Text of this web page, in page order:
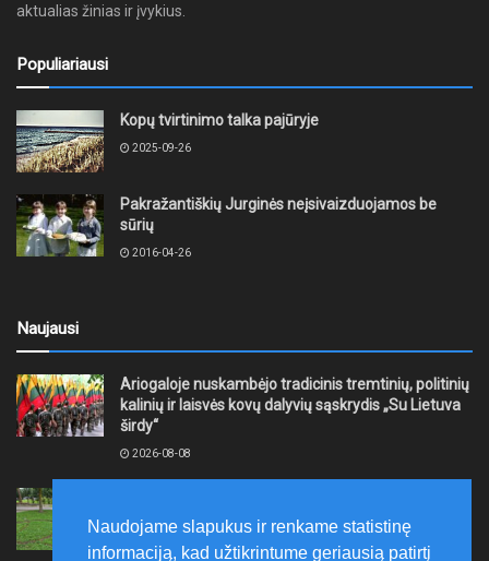
aktualias žinias ir įvykius.
Populiariausi
Kopų tvirtinimo talka pajūryje
2025-09-26
Pakražantiškių Jurginės neįsivaizduojamos be
sūrių
2016-04-26
Naujausi
Ariogaloje nuskambėjo tradicinis tremtinių, politinių
kalinių ir laisvės kovų dalyvių sąskrydis „Su Lietuva
širdy“
2026-08-08
laikytis Kelių eismo taisyklių, tausoti aplinką
2026-08-08
Naudojame slapukus ir renkame statistinę
informaciją, kad užtikrintume geriausią patirtį